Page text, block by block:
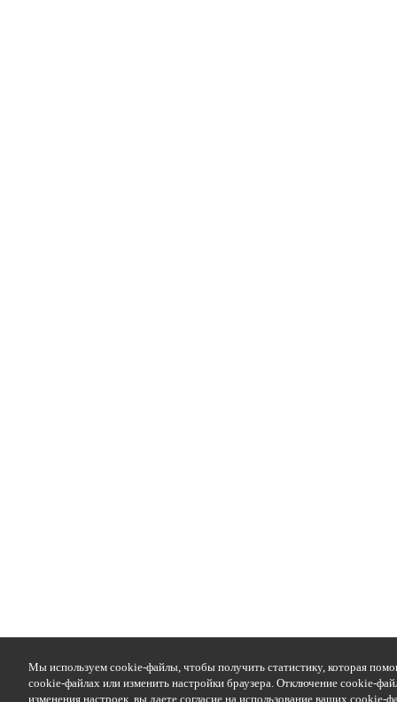
Мы используем cookie-файлы, чтобы получить статистику, которая
cookie-файлах или изменить настройки браузера. Отключение cookie-
изменения настроек, вы даете согласие на использование ваших